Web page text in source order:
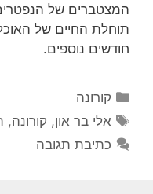
המצטברים של
חודשים נוספים.
קטגוריות
קורונה
תגיות
אלי בר און, קורונה,
כתיבת תגובה